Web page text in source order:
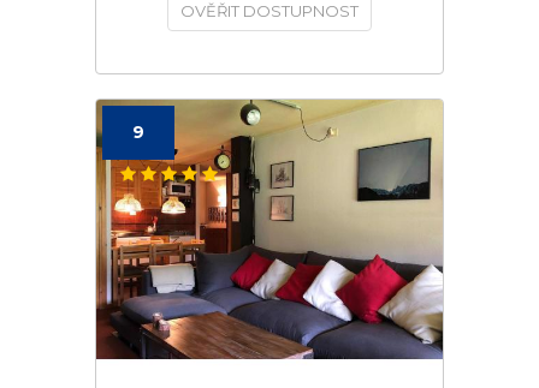
OVĚŘIT DOSTUPNOST
9